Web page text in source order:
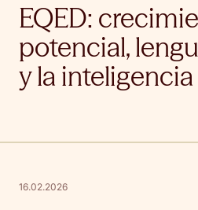
EQED:
potencial,
y la
16.02.2026